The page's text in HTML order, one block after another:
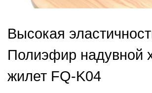
Высокая
Полиэфир надувной
жилет FQ-K04